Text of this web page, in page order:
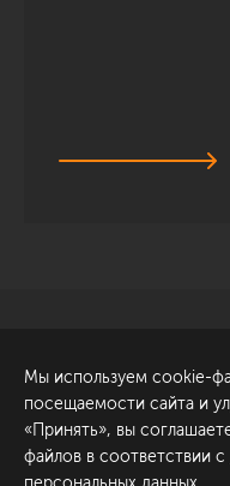
ул. Академика
к1
+7 (812) 200-95-55
Мы используем cookie-
посещаемости сайта и
«Принять», вы
файлов в соответствии с